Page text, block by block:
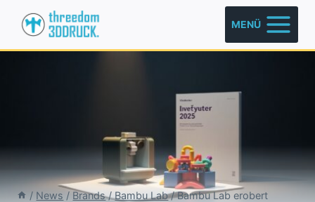
Inhalt
springen
MENÜ
/ News / Brands / Bambu Lab / Bambu Lab erobert